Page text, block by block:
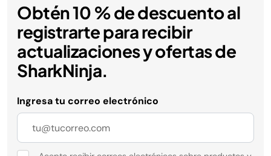
Obtén 10 % de descuento al
registrarte para recibir
actualizaciones y ofertas de
SharkNinja.
Ingresa tu correo electrónico